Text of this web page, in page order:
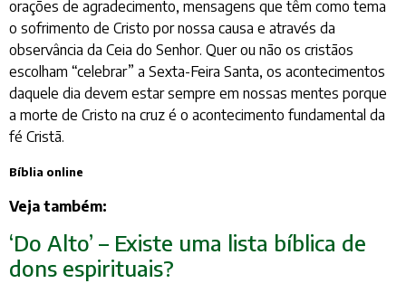
orações de agradecimento, mensagens que têm como tema
o sofrimento de Cristo por nossa causa e através da
observância da Ceia do Senhor. Quer ou não os cristãos
escolham “celebrar” a Sexta-Feira Santa, os acontecimentos
daquele dia devem estar sempre em nossas mentes porque
a morte de Cristo na cruz é o acontecimento fundamental da
fé Cristã.
Bíblia online
Veja também:
‘Do Alto’ – Existe uma lista bíblica de
dons espirituais?